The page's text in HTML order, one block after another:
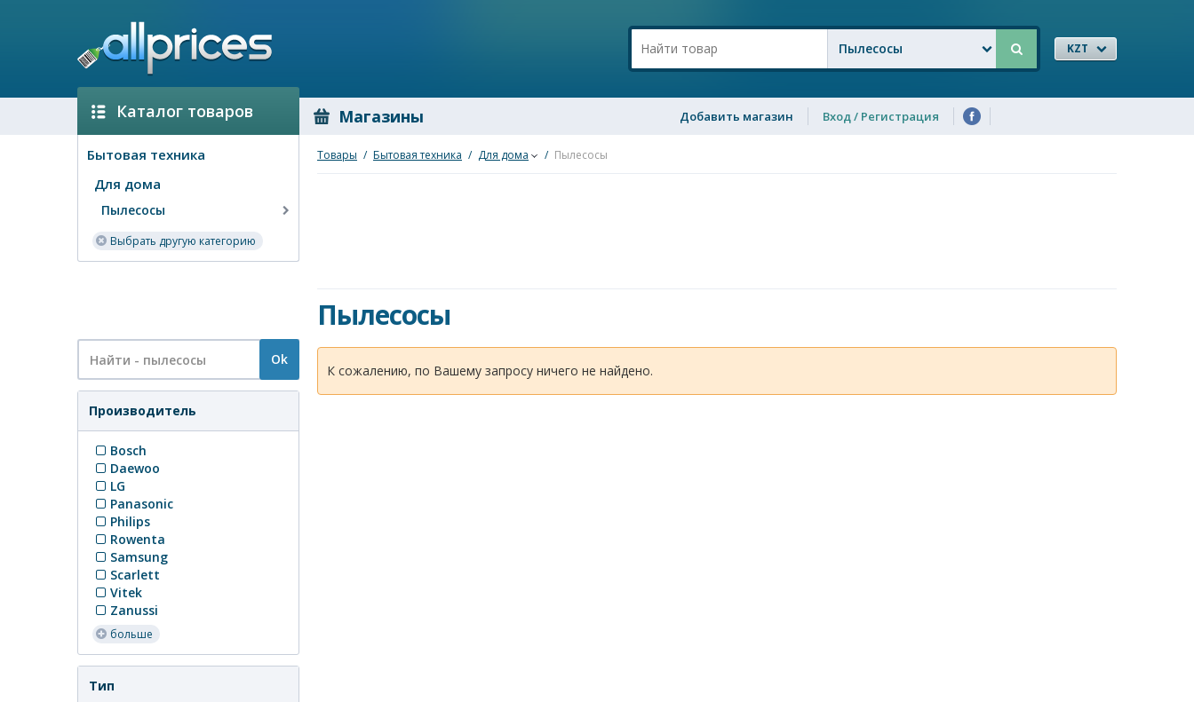
Пылесосы KZT
Каталог товаров Магазины Добавить магазин Вход / Регистрация
Бытовая техника
Для дома
Пылесосы
Выбрать другую категорию
Ok
Производитель
Bosch
Daewoo
LG
Panasonic
Philips
Rowenta
Samsung
Scarlett
Vitek
Zanussi
больше
Тип
Товары / Бытовая техника / Для дома / Пылесосы
Пылесосы
К сожалению, по Вашему запросу ничего не найдено.